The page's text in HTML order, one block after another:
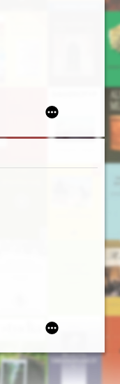
Chopinowskich